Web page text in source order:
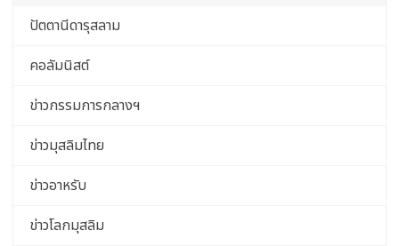
ปัตตานีดารุสลาม
คอลัมนิสต์
ข่าวกรรมการกลางฯ
ข่าวมุสลิมไทย
ข่าวอาหรับ
ข่าวโลกมุสลิม